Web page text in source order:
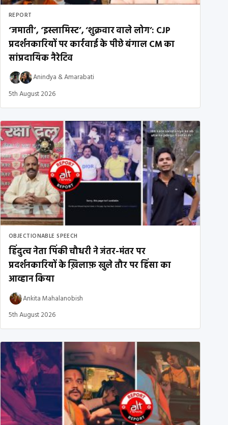
REPORT
‘जमाती’, ‘इस्लामिस्ट’, ‘शुक्रवार वाले लोग’: CJP
प्रदर्शनकारियों पर कार्रवाई के पीछे बंगाल CM का
सांप्रदायिक नैरेटिव
Anindya &Amarabati
5th August 2026
OBJECTIONABLE SPEECH
हिंदुत्व नेता पिंकी चौधरी ने जंतर-मंतर पर
प्रदर्शनकारियों के ख़िलाफ़ खुले तौर पर हिंसा का
आव्हान किया
Ankita Mahalanobish
5th August 2026